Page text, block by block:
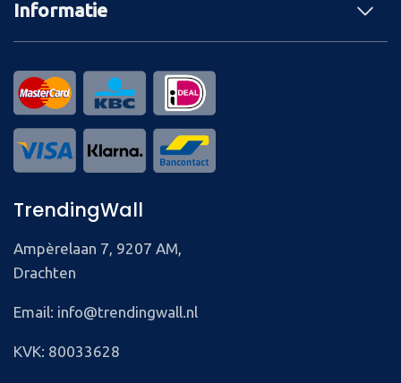
Informatie
TrendingWall
Ampèrelaan 7, 9207 AM,
Drachten
Email: info@trendingwall.nl
KVK: 80033628